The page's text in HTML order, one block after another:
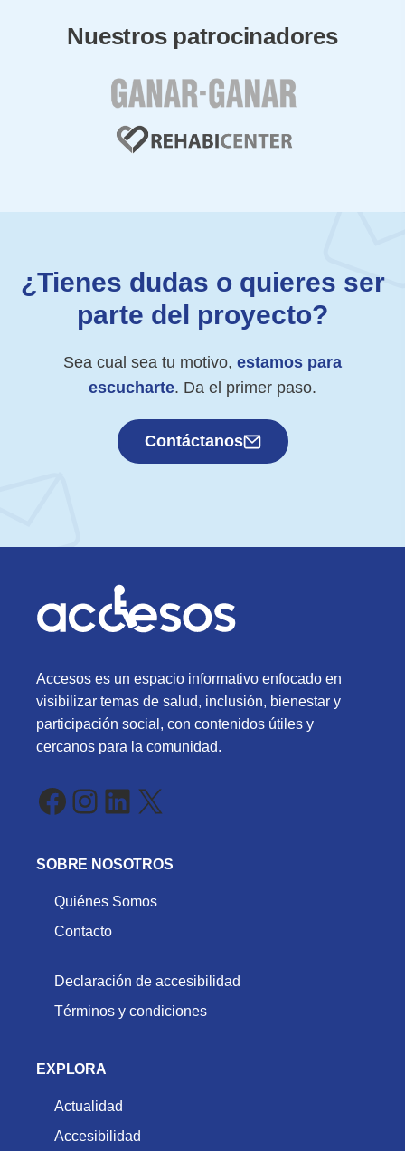
Nuestros patrocinadores
¿Tienes dudas o quieres ser
parte del proyecto?
Sea cual sea tu motivo, estamos para
escucharte. Da el primer paso.
Contáctanos
Accesos es un espacio informativo enfocado en
visibilizar temas de salud, inclusión, bienestar y
participación social, con contenidos útiles y
cercanos para la comunidad.
Facebook
Instagram
LinkedIn
X
SOBRE NOSOTROS
Quiénes Somos
Contacto
Declaración de accesibilidad
Términos y condiciones
EXPLORA
Actualidad
Accesibilidad